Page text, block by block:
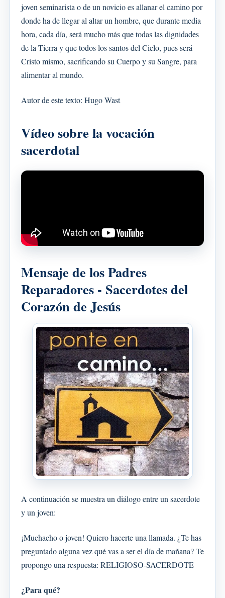
joven seminarista o de un novicio es allanar el camino por
donde ha de llegar al altar un hombre, que durante media
hora, cada día, será mucho más que todas las dignidades
de la Tierra y que todos los santos del Cielo, pues será
Cristo mismo, sacrificando su Cuerpo y su Sangre, para
alimentar al mundo.
Autor de este texto: Hugo Wast
Vídeo sobre la vocación
sacerdotal
Mensaje de los Padres
Reparadores - Sacerdotes del
Corazón de Jesús
A continuación se muestra un diálogo entre un sacerdote
y un joven:
¡Muchacho o joven! Quiero hacerte una llamada. ¿Te has
preguntado alguna vez qué vas a ser el día de mañana? Te
propongo una respuesta: RELIGIOSO-SACERDOTE
¿Para qué?